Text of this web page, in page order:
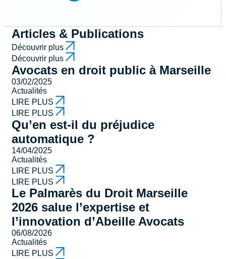
Articles & Publications
Découvrir plus
Découvrir plus
Avocats en droit public à Marseille
03/02/2025
Actualités
LIRE PLUS
LIRE PLUS
Qu’en est-il du préjudice
automatique ?
14/04/2025
Actualités
LIRE PLUS
LIRE PLUS
Le Palmarès du Droit Marseille
2026 salue l’expertise et
l’innovation d’Abeille Avocats
06/08/2026
Actualités
LIRE PLUS